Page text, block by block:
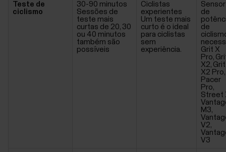
Teste de
ciclismo
30-90 minutos
Sessões de
teste mais
curtas de 20, 30
ou 40 minutos
também são
possíveis
Ciclistas
experientes
Um teste mais
curto é o ideal
para ciclistas
sem
experiência.
Sensor
de
de
Grit X
Pro,
X2, Grit
X2 Pro,
Pacer
Pro,
Street
M3,
V2,
V3